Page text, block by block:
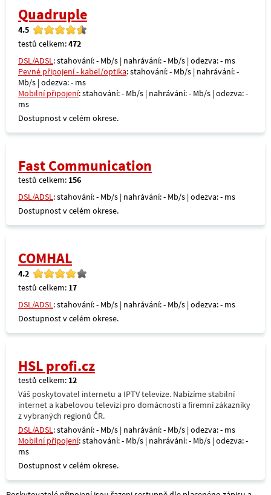
Quadruple
4.5
testů celkem:472
DSL/ADSL: stahování: - Mb/s | nahrávání: - Mb/s | odezva: - ms
Pevné připojení - kabel/optika: stahování: - Mb/s | nahrávání: -
Mb/s | odezva: - ms
Mobilní připojení: stahování: - Mb/s | nahrávání: - Mb/s | odezva: -
ms
Dostupnost v celém okrese.
Fast Communication
testů celkem: 156
DSL/ADSL: stahování: - Mb/s | nahrávání: - Mb/s | odezva: - ms
Dostupnost v celém okrese.
COMHAL
4.2
testů celkem: 17
DSL/ADSL: stahování: - Mb/s | nahrávání: - Mb/s | odezva: - ms
Dostupnost v celém okrese.
HSL profi.cz
testů celkem: 12
Váš poskytovatel internetu a IPTV televize. Nabízíme stabilní
internet a kabelovou televizi pro domácnosti a firemní zákazníky
z vybraných regionů ČR.
DSL/ADSL: stahování: - Mb/s | nahrávání: - Mb/s | odezva: - ms
Mobilní připojení: stahování: - Mb/s | nahrávání: - Mb/s | odezva: -
ms
Dostupnost v celém okrese.